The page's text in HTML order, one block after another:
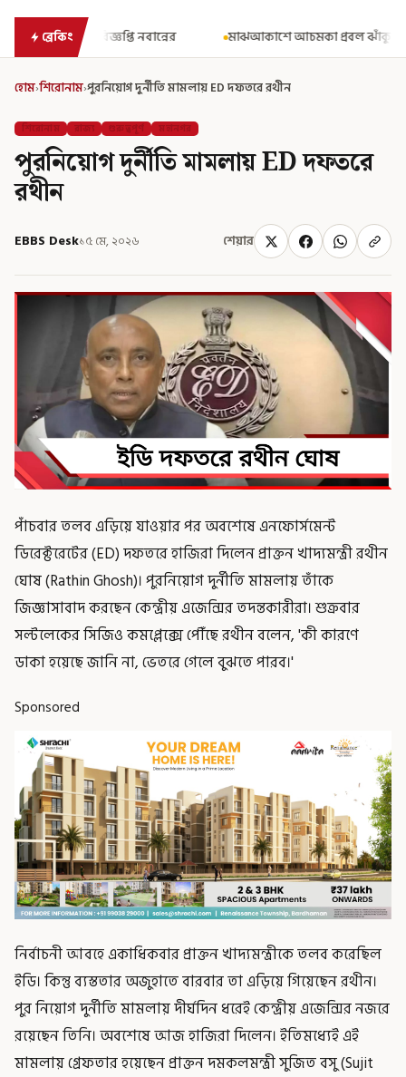
ব্রেকিং মাঝআকাশে আচমকা প্রবল ঝাঁকুনি! এয়ার ইন্ডিয়ার উড়ানে আতঙ্ক
হোম›শিরোনাম›পুরনিয়োগ দুর্নীতি মামলায় ED দফতরে রথীন
শিরোনাম রাজ্য গুরুত্বপূর্ণ মহানগর
পুরনিয়োগ দুর্নীতি মামলায় ED দফতরে
রথীন
EBBS Desk১৫ মে, ২০২৬ শেয়ার
পাঁচবার তলব এড়িয়ে যাওয়ার পর অবশেষে এনফোর্সমেন্ট
ডিরেক্টরেটের (ED) দফতরে হাজিরা দিলেন প্রাক্তন খাদ্যমন্ত্রী রথীন
ঘোষ (Rathin Ghosh)। পুরনিয়োগ দুর্নীতি মামলায় তাঁকে
জিজ্ঞাসাবাদ করছেন কেন্দ্রীয় এজেন্সির তদন্তকারীরা। শুক্রবার
সল্টলেকের সিজিও কমপ্লেক্সে পৌঁছে রথীন বলেন, 'কী কারণে
ডাকা হয়েছে জানি না, ভেতরে গেলে বুঝতে পারব।'
Sponsored
নির্বাচনী আবহে একাধিকবার প্রাক্তন খাদ্যমন্ত্রীকে তলব করেছিল
ইডি। কিন্তু ব্যস্ততার অজুহাতে বারবার তা এড়িয়ে গিয়েছেন রথীন।
পুর নিয়োগ দুর্নীতি মামলায় দীর্ঘদিন ধরেই কেন্দ্রীয় এজেন্সির নজরে
রয়েছেন তিনি। অবশেষে আজ হাজিরা দিলেন। ইতিমধ্যেই এই
মামলায় গ্রেফতার হয়েছেন প্রাক্তন দমকলমন্ত্রী সুজিত বসু (Sujit